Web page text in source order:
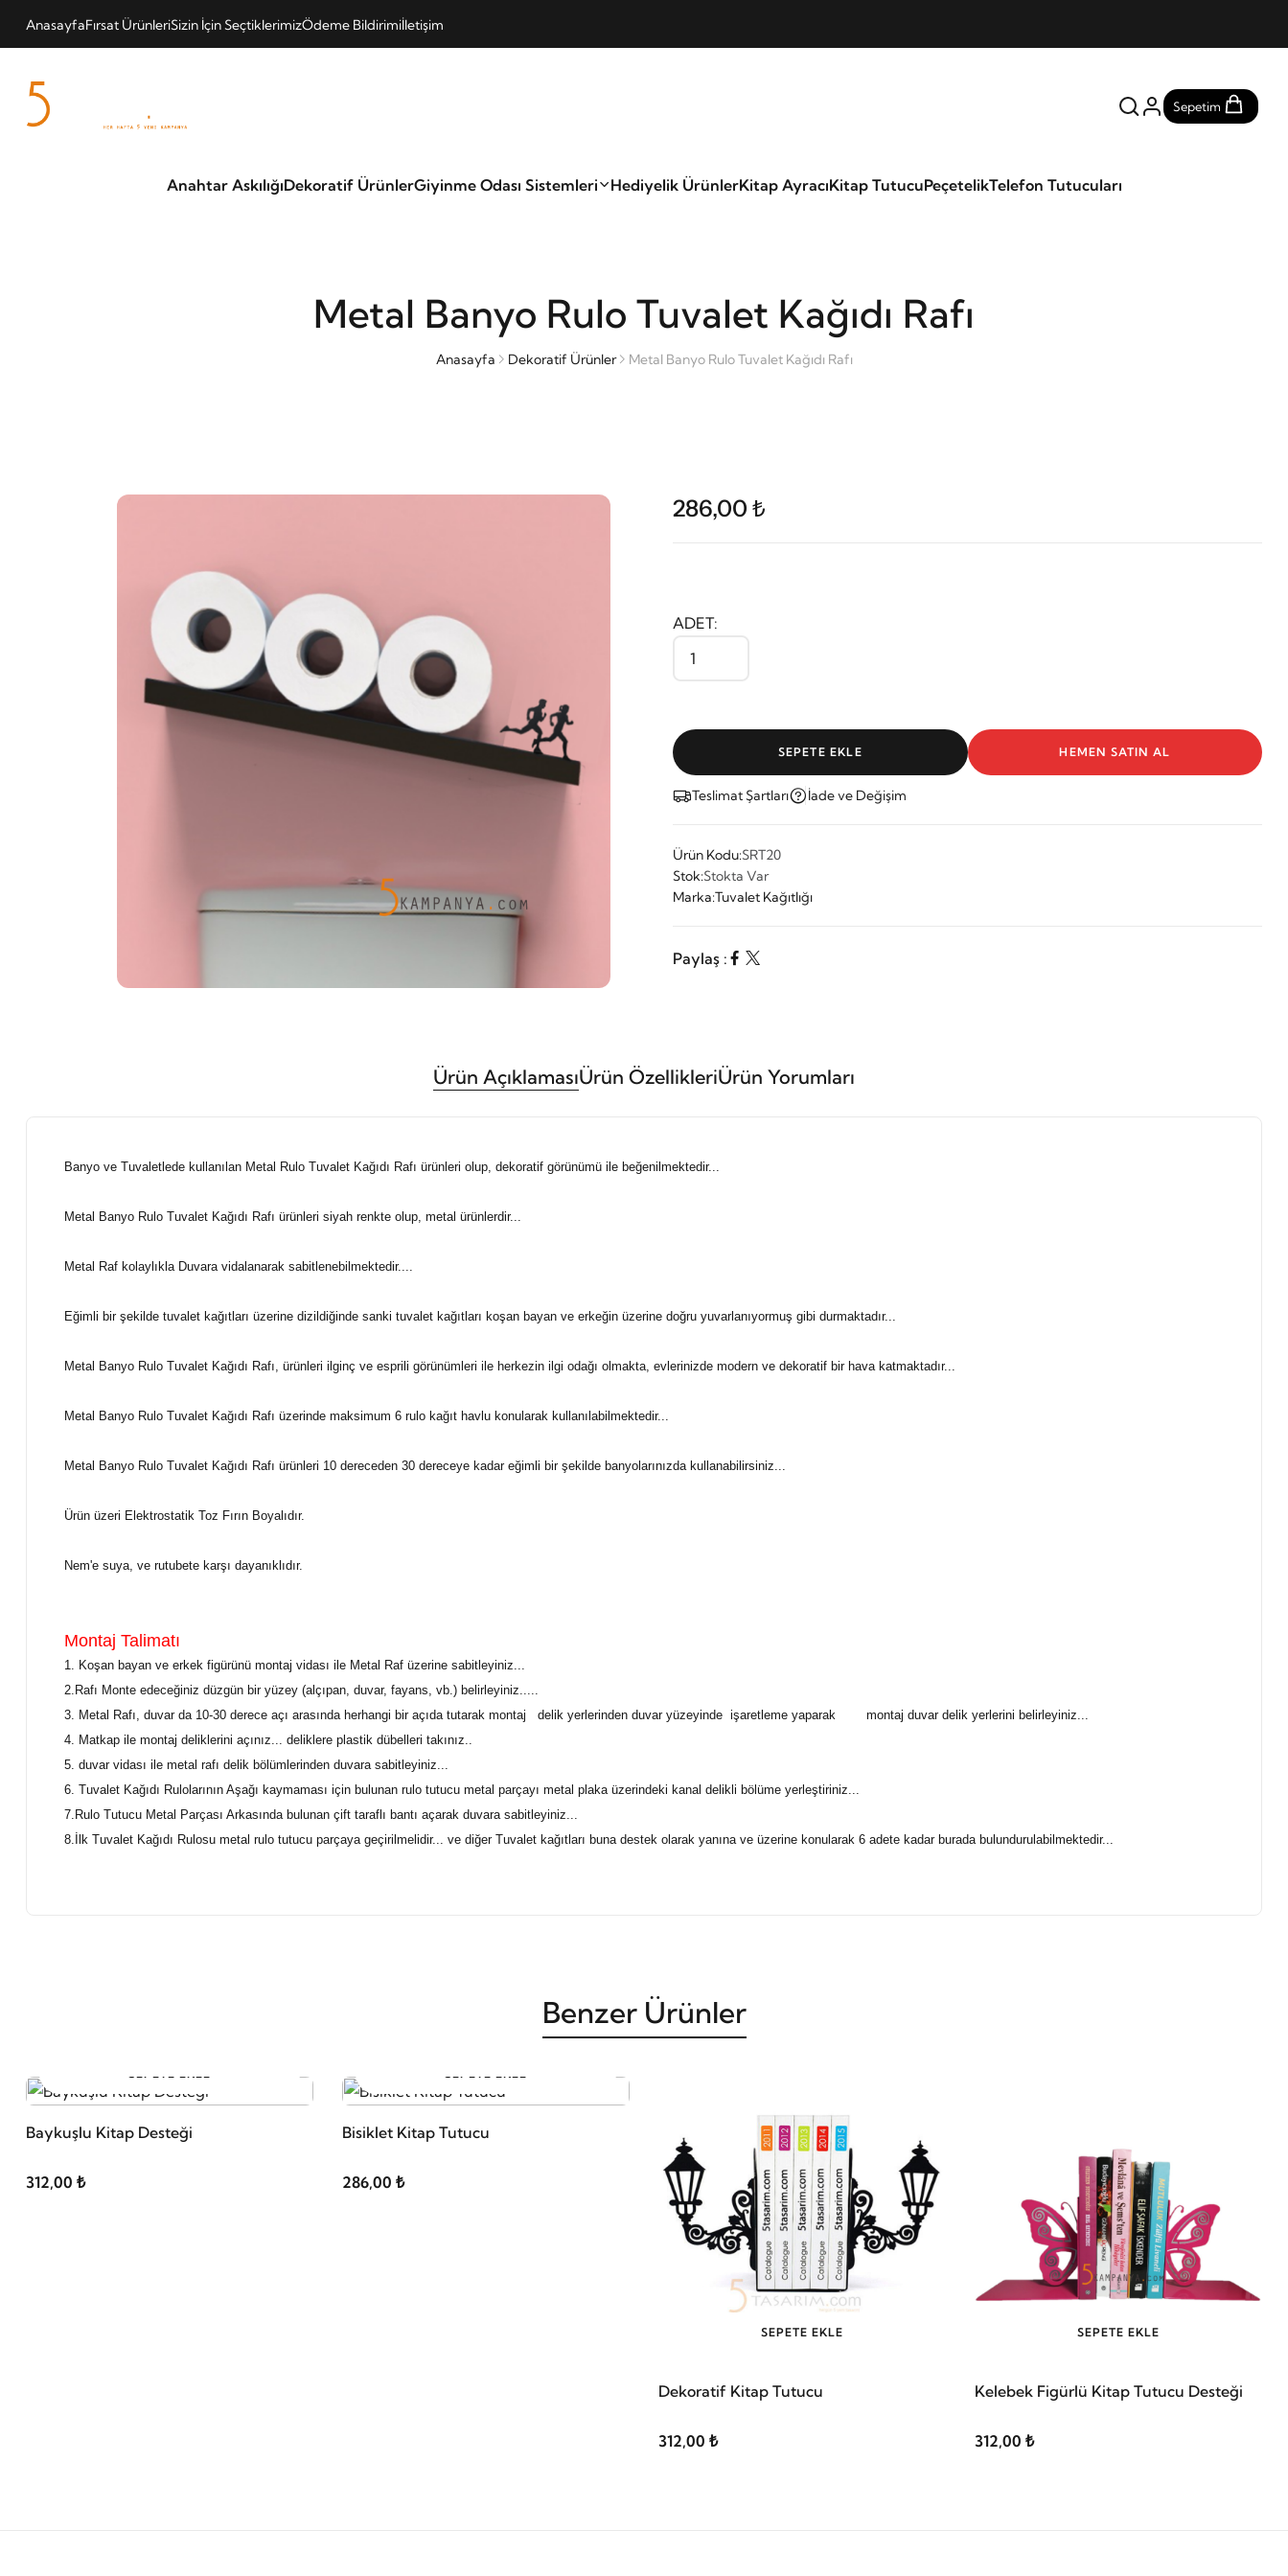
AnasayfaFırsat ÜrünleriSizin İçin SeçtiklerimizÖdeme Bildirimiİletişim
Sepetim
Anahtar AskılığıDekoratif ÜrünlerGiyinme Odası Sistemleri Hediyelik ÜrünlerKitap AyracıKitap TutucuPeçetelikTelefon Tutucuları
Metal Banyo Rulo Tuvalet Kağıdı Rafı
Anasayfa Dekoratif Ürünler Metal Banyo Rulo Tuvalet Kağıdı Rafı
286,00 ₺
ADET:
SEPETE EKLE HEMEN SATIN AL
Teslimat Şartları İade ve Değişim
Ürün Kodu:SRT20
Stok:Stokta Var
Marka:Tuvalet Kağıtlığı
Paylaş :
Ürün AçıklamasıÜrün ÖzellikleriÜrün Yorumları
Banyo ve Tuvaletlede kullanılan Metal Rulo Tuvalet Kağıdı Rafı ürünleri olup, dekoratif görünümü ile beğenilmektedir...
Metal Banyo Rulo Tuvalet Kağıdı Rafı ürünleri siyah renkte olup, metal ürünlerdir...
Metal Raf kolaylıkla Duvara vidalanarak sabitlenebilmektedir....
Eğimli bir şekilde tuvalet kağıtları üzerine dizildiğinde sanki tuvalet kağıtları koşan bayan ve erkeğin üzerine doğru yuvarlanıyormuş gibi durmaktadır...
Metal Banyo Rulo Tuvalet Kağıdı Rafı, ürünleri ilginç ve esprili görünümleri ile herkezin ilgi odağı olmakta, evlerinizde modern ve dekoratif bir hava katmaktadır...
Metal Banyo Rulo Tuvalet Kağıdı Rafı üzerinde maksimum 6 rulo kağıt havlu konularak kullanılabilmektedir...
Metal Banyo Rulo Tuvalet Kağıdı Rafı ürünleri 10 dereceden 30 dereceye kadar eğimli bir şekilde banyolarınızda kullanabilirsiniz...
Ürün üzeri Elektrostatik Toz Fırın Boyalıdır.
Nem'e suya, ve rutubete karşı dayanıklıdır.
Montaj Talimatı
1. Koşan bayan ve erkek figürünü montaj vidası ile Metal Raf üzerine sabitleyiniz...
2.Rafı Monte edeceğiniz düzgün bir yüzey (alçıpan, duvar, fayans, vb.) belirleyiniz.....
3. Metal Rafı, duvar da 10-30 derece açı arasında herhangi bir açıda tutarak montaj delik yerlerinden duvar yüzeyinde işaretleme yaparak montaj duvar delik yerlerini belirleyiniz...
4. Matkap ile montaj deliklerini açınız... deliklere plastik dübelleri takınız..
5. duvar vidası ile metal rafı delik bölümlerinden duvara sabitleyiniz...
6. Tuvalet Kağıdı Rulolarının Aşağı kaymaması için bulunan rulo tutucu metal parçayı metal plaka üzerindeki kanal delikli bölüme yerleştiriniz...
7.Rulo Tutucu Metal Parçası Arkasında bulunan çift taraflı bantı açarak duvara sabitleyiniz...
8.İlk Tuvalet Kağıdı Rulosu metal rulo tutucu parçaya geçirilmelidir... ve diğer Tuvalet kağıtları buna destek olarak yanına ve üzerine konularak 6 adete kadar burada bulundurulabilmektedir...
Benzer Ürünler
SEPETE EKLE
Baykuşlu Kitap Desteği
312,00 ₺
SEPETE EKLE
Bisiklet Kitap Tutucu
286,00 ₺
SEPETE EKLE
Dekoratif Kitap Tutucu
312,00 ₺
SEPETE EKLE
Kelebek Figürlü Kitap Tutucu Desteği
312,00 ₺